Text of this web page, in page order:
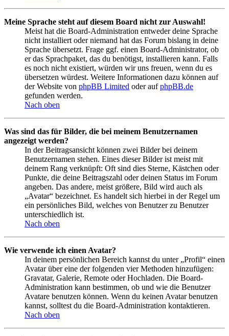
Meine Sprache steht auf diesem Board nicht zur Auswahl!
Meist hat die Board-Administration entweder deine Sprache
nicht installiert oder niemand hat das Forum bislang in deine
Sprache übersetzt. Frage ggf. einen Board-Administrator, ob
er das Sprachpaket, das du benötigst, installieren kann. Falls
es noch nicht existiert, würden wir uns freuen, wenn du es
übersetzen würdest. Weitere Informationen dazu können auf
der Website von phpBB Limited oder aufphpBB.de
gefunden werden.
Nach oben
Was sind das für Bilder, die bei meinem Benutzernamen
angezeigt werden?
In der Beitragsansicht können zwei Bilder bei deinem
Benutzernamen stehen. Eines dieser Bilder ist meist mit
deinem Rang verknüpft: Oft sind dies Sterne, Kästchen oder
Punkte, die deine Beitragszahl oder deinen Status im Forum
angeben. Das andere, meist größere, Bild wird auch als
„Avatar“ bezeichnet. Es handelt sich hierbei in der Regel um
ein persönliches Bild, welches von Benutzer zu Benutzer
unterschiedlich ist.
Nach oben
Wie verwende ich einen Avatar?
In deinem persönlichen Bereich kannst du unter „Profil“ einen
Avatar über eine der folgenden vier Methoden hinzufügen:
Gravatar, Galerie, Remote oder Hochladen. Die Board-
Administration kann bestimmen, ob und wie die Benutzer
Avatare benutzen können. Wenn du keinen Avatar benutzen
kannst, solltest du die Board-Administration kontaktieren.
Nach oben